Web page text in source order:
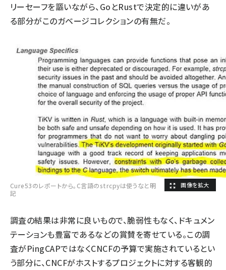
リーセーフを謳いながら、GoとRustで決定的に違いがあ
る部分がこのガベージコレクションの有無だ。
Cure53のレポートから。C言語のstrcpyは使うなと明
記
調査の結果は非常に良いもので、脆弱性もなく、ドキュメン
テーションも豊富であるなどの賞賛を寄せている。この調
査がPingCAPではなくCNCFの予算で実施されているとい
う部分に、CNCFがホストするプロジェクトに対する客観的